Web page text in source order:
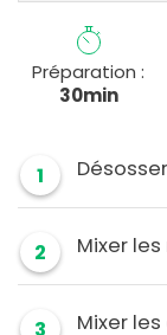
Préparation :
30min
1
2 Mixer
Mixer